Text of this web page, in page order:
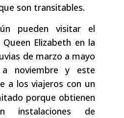
son transitables.
pueden visitar el
Elizabeth en la
de marzo a mayo
noviembre y este
a los viajeros con un
porque obtienen
instalaciones de